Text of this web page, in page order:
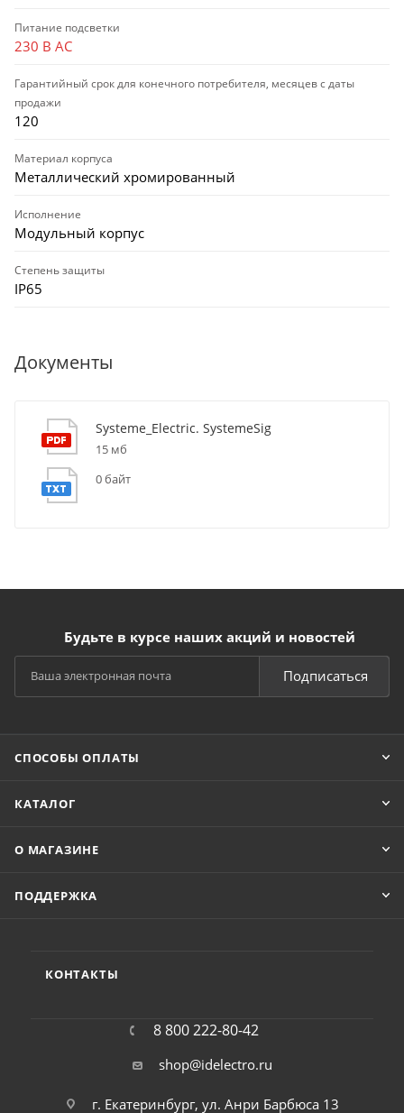
Питание подсветки
230 В AC
Гарантийный срок для конечного потребителя, месяцев с даты
продажи
120
Материал корпуса
Металлический хромированный
Исполнение
Модульный корпус
Степень защиты
IP65
Документы
Systeme_Electric. SystemeSig
15 мб
0 байт
Будьте в курсе наших акций и новостей
Подписаться
СПОСОБЫ ОПЛАТЫ
КАТАЛОГ
О МАГАЗИНЕ
ПОДДЕРЖКА
КОНТАКТЫ
8 800 222-80-42
shop@idelectro.ru
г. Екатеринбург, ул. Анри Барбюса 13